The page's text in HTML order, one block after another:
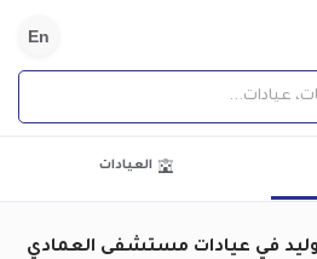
En
عيادات...
العيادات
في عيادات مستشفى العمادي